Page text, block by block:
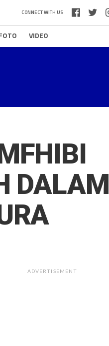
CONNECT WITH US
VIDEO
DALAM
ADVERTISEMENT